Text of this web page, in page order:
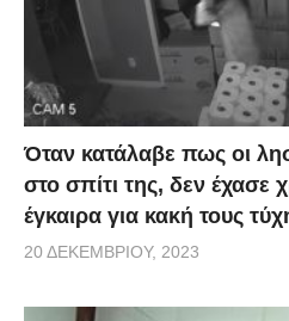
Όταν κατάλαβε πως οι
στο σπίτι της, δεν έχασε
έγκαιρα για κακή τους
20 ΔΕΚΕΜΒΡΊΟΥ, 2023